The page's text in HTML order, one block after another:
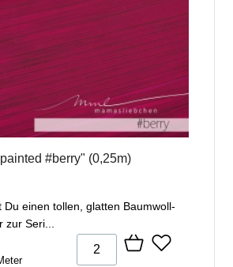
#berry" (0,25m)
Du einen tollen, glatten Baumwoll-
Seri...